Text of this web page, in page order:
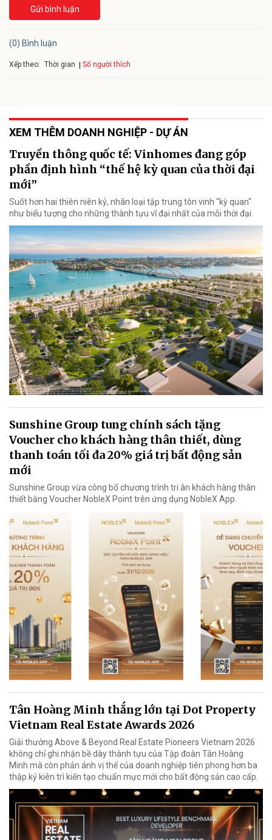
Gửi bình luận
(0) Bình luận
Xếp theo: Thời gian Số người thích
XEM THÊM DOANH NGHIỆP - DỰ ÁN
Truyền thông quốc tế: Vinhomes đang góp
phần định hình “thế hệ kỳ quan của thời đại
mới”
Suốt hơn hai thiên niên kỷ, nhân loại tập trung tôn vinh "kỳ quan"
như biểu tượng cho những thành tựu vĩ đại nhất của mỗi thời đại.
Sunshine Group tung chính sách tặng
Voucher cho khách hàng thân thiết, dùng
thanh toán tối đa 20% giá trị bất động sản
mới
Sunshine Group vừa công bố chương trình tri ân khách hàng thân
thiết bằng Voucher NobleX Point trên ứng dụng NobleX App.
Tân Hoàng Minh thắng lớn tại Dot Property
Vietnam Real Estate Awards 2026
Giải thưởng Above & Beyond Real Estate Pioneers Vietnam 2026
không chỉ ghi nhận bề dày thành tựu của Tập đoàn Tân Hoàng
Minh mà còn phản ánh vị thế của doanh nghiệp tiên phong hơn ba
thập kỷ kiên trì kiến tạo chuẩn mực mới cho bất động sản cao cấp.